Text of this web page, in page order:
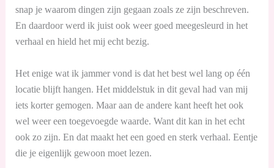
snap je waarom dingen zijn gegaan zoals ze zijn beschreven.
En daardoor werd ik juist ook weer goed meegesleurd in het
verhaal en hield het mij echt bezig.
Het enige wat ik jammer vond is dat het best wel lang op één
locatie blijft hangen. Het middelstuk in dit geval had van mij
iets korter gemogen. Maar aan de andere kant heeft het ook
wel weer een toegevoegde waarde. Want dit kan in het echt
ook zo zijn. En dat maakt het een goed en sterk verhaal. Eentje
die je eigenlijk gewoon moet lezen.